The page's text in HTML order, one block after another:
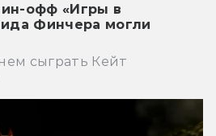
офф «Игры в
Финчера могли
сыграть Кейт